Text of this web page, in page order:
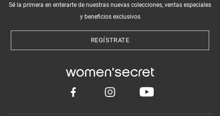
Sé la primera en enterarte de nuestras nuevas colecciones, ventas especiales
y beneficios exclusivos
REGÍSTRATE